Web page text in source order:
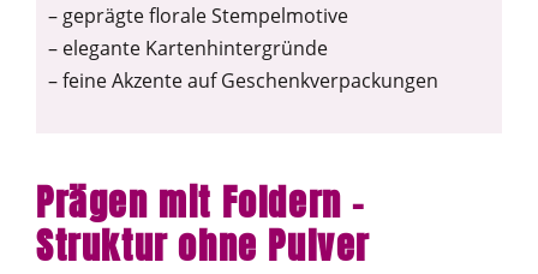
– geprägte florale Stempelmotive
– elegante Kartenhintergründe
– feine Akzente auf Geschenkverpackungen
Prägen mit Foldern –
Struktur ohne Pulver